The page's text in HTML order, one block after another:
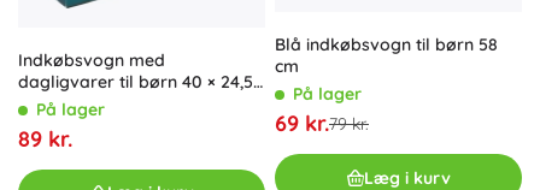
Indkøbsvogn med
dagligvarer til børn 40 × 24,5
× 44 cm
På lager
89 kr.
Blå indkøbsvogn til børn 58
cm
På lager
69 kr.79 kr.
Læg i kurv